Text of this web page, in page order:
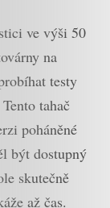
ve výši 50
na
testy
tahač
poháněné
být dostupný
skutečně
až čas.